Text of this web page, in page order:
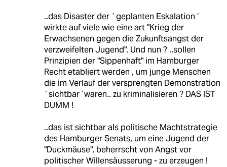
..das Disaster der `geplanten Eskalation´
wirkte auf viele wie eine art "Krieg der
Erwachsenen gegen die Zukunftsangst der
verzweifelten Jugend". Und nun ? ..sollen
Prinzipien der "Sippenhaft" im Hamburger
Recht etabliert werden , um junge Menschen
die im Verlauf der versprengten Demonstration
`sichtbar´waren.. zu kriminalisieren ? DAS IST
DUMM !
..das ist sichtbar als politische Machtstrategie
des Hamburger Senats, um eine Jugend der
"Duckmäuse", beherrscht von Angst vor
politischer Willensäusserung - zu erzeugen !